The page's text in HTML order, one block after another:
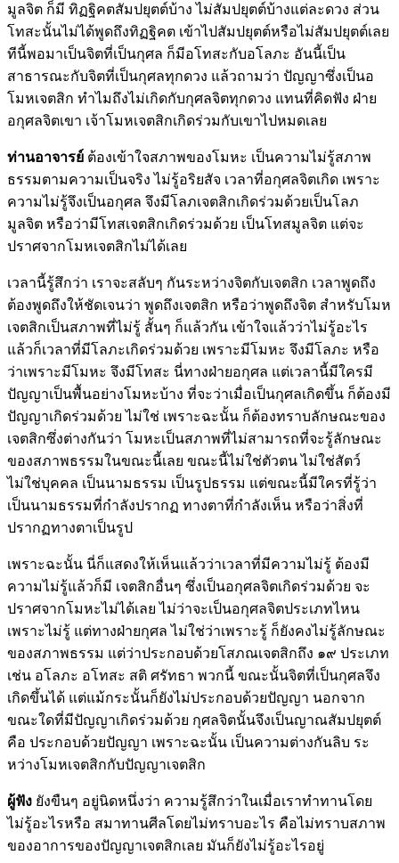
มูลจิต ก็มี ทิฏฐิคตสัมปยุตต์บ้าง ไม่สัมปยุตต์บ้างแต่ละดวง ส่วน
โทสะนั้นไม่ได้พูดถึงทิฏฐิคต เข้าไปสัมปยุตต์หรือไม่สัมปยุตต์เลย
ทีนี้พอมาเป็นจิตที่เป็นกุศล ก็มีอโทสะกับอโลภะ อันนี้เป็น
สาธารณะกับจิตที่เป็นกุศลทุกดวง แล้วถามว่า ปัญญาซึ่งเป็นอ
โมหเจตสิก ทำไมถึงไม่เกิดกับกุศลจิตทุกดวง แทนที่คิดฟัง ฝ่าย
อกุศลจิตเขา เจ้าโมหเจตสิกเกิดร่วมกับเขาไปหมดเลย
ท่านอาจารย์ ต้องเข้าใจสภาพของโมหะ เป็นความไม่รู้สภาพ
ธรรมตามความเป็นจริง ไม่รู้อริยสัจ เวลาที่อกุศลจิตเกิด เพราะ
ความไม่รู้จึงเป็นอกุศล จึงมีโลภเจตสิกเกิดร่วมด้วยเป็นโลภ
มูลจิต หรือว่ามีโทสเจตสิกเกิดร่วมด้วย เป็นโทสมูลจิต แต่จะ
ปราศจากโมหเจตสิกไม่ได้เลย
เวลานี้รู้สึกว่า เราจะสลับๆ กันระหว่างจิตกับเจตสิก เวลาพูดถึง
ต้องพูดถึงให้ชัดเจนว่า พูดถึงเจตสิก หรือว่าพูดถึงจิต สำหรับโมห
เจตสิกเป็นสภาพที่ไม่รู้ สั้นๆ ก็แล้วกัน เข้าใจแล้วว่าไม่รู้อะไร
แล้วก็เวลาที่มีโลภะเกิดร่วมด้วย เพราะมีโมหะ จึงมีโลภะ หรือ
ว่าเพราะมีโมหะ จึงมีโทสะ นี่ทางฝ่ายอกุศล แต่เวลานี้มีใครมี
ปัญญาเป็นพื้นอย่างโมหะบ้าง ที่จะว่าเมื่อเป็นกุศลเกิดขึ้น ก็ต้องมี
ปัญญาเกิดร่วมด้วย ไม่ใช่ เพราะฉะนั้น ก็ต้องทราบลักษณะของ
เจตสิกซึ่งต่างกันว่า โมหะเป็นสภาพที่ไม่สามารถที่จะรู้ลักษณะ
ของสภาพธรรมในขณะนี้เลย ขณะนี้ไม่ใช่ตัวตน ไม่ใช่สัตว์
ไม่ใช่บุคคล เป็นนามธรรม เป็นรูปธรรม แต่ขณะนี้มีใครที่รู้ว่า
เป็นนามธรรมที่กำลังปรากฏ ทางตาที่กำลังเห็น หรือว่าสิ่งที่
ปรากฏทางตาเป็นรูป
เพราะฉะนั้น นี่ก็แสดงให้เห็นแล้วว่าเวลาที่มีความไม่รู้ ต้องมี
ความไม่รู้แล้วก็มี เจตสิกอื่นๆ ซึ่งเป็นอกุศลจิตเกิดร่วมด้วย จะ
ปราศจากโมหะไม่ได้เลย ไม่ว่าจะเป็นอกุศลจิตประเภทไหน
เพราะไม่รู้ แต่ทางฝ่ายกุศล ไม่ใช่ว่าเพราะรู้ ก็ยังคงไม่รู้ลักษณะ
ของสภาพธรรม แต่ว่าประกอบด้วยโสภณเจตสิกถึง ๑๙ ประเภท
เช่น อโลภะ อโทสะ สติ ศรัทธา พวกนี้ ขณะนั้นจิตที่เป็นกุศลจึง
เกิดขึ้นได้ แต่แม้กระนั้นก็ยังไม่ประกอบด้วยปัญญา นอกจาก
ขณะใดที่มีปัญญาเกิดร่วมด้วย กุศลจิตนั้นจึงเป็นญาณสัมปยุตต์
คือ ประกอบด้วยปัญญา เพราะฉะนั้น เป็นความต่างกันลิบ ระ
หว่างโมหเจตสิกกับปัญญาเจตสิก
ผู้ฟัง ยังขืนๆ อยู่นิดหนึ่งว่า ความรู้สึกว่าในเมื่อเราทำทานโดย
ไม่รู้อะไรหรือ สมาทานศีลโดยไม่ทราบอะไร คือไม่ทราบสภาพ
ของอาการของปัญญาเจตสิกเลย มันก็ยังไม่รู้อะไรอยู่